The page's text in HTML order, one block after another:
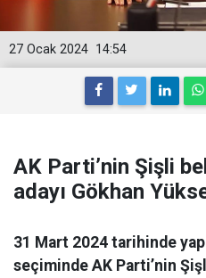
14:54
27 Ocak 2024
AK Parti’nin Şişli
adayı Gökhan
31 Mart 2024 tarihinde
seçiminde AK Parti’nin